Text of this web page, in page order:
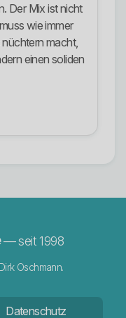
Der Mix ist nicht
wie immer
macht,
einen soliden
— seit 1998
Oschmann.
Datenschutz